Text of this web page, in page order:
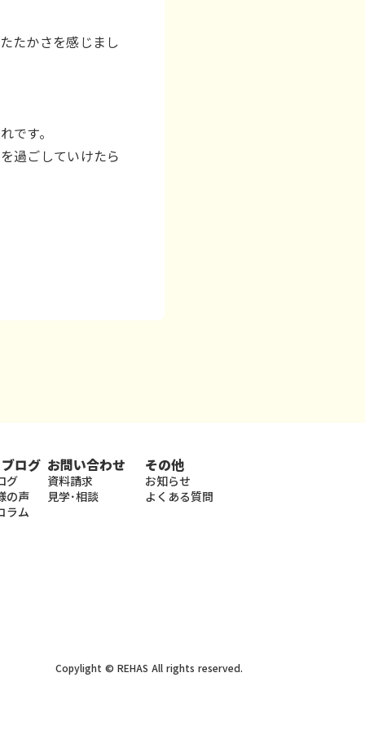
たかさを感じまし
です。
過ごしていけたら
ログ
グ
の声
ラム
お問い合わせ
資料請求
見学･相談
その他
お知らせ
よくある質問
Copylight © REHAS All rights reserved.